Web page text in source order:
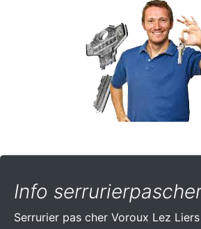
Info
Serrurier pas cher Voroux Lez